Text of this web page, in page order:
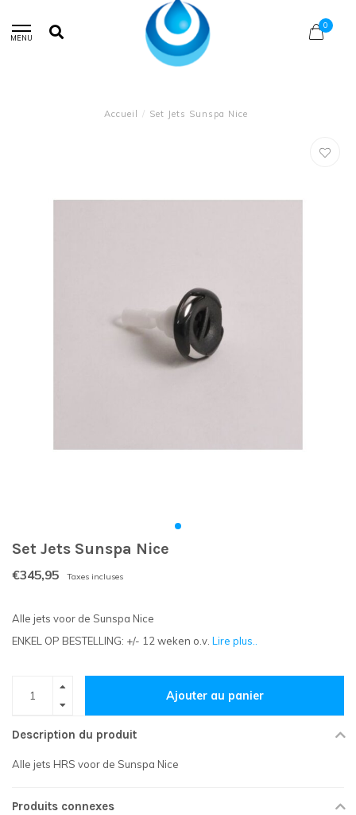
MENU
0
Accueil / Set Jets Sunspa Nice
Set Jets Sunspa Nice
€345,95 Taxes incluses
Alle jets voor de Sunspa Nice
ENKEL OP BESTELLING: +/- 12 weken o.v. Lire plus..
Ajouter au panier
Description du produit
Alle jets HRS voor de Sunspa Nice
Produits connexes